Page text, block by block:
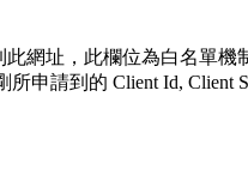
此網址，此欄位為白名單
所申請到的 Client Id, Client